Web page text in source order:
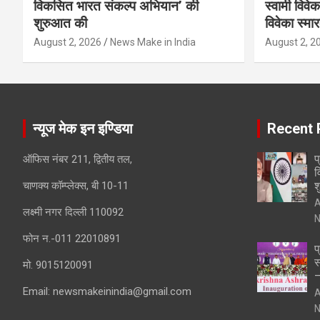
विकसित भारत संकल्प अभियान’ की
शुरुआत की
August 2, 2026 News Make in India
स्वामी
विवेका
August 2,
न्यूज मेक इन इण्डिया
ऑफिस नंबर 211, द्वितीय तल,
चाणक्य कॉम्प्लेक्स, बी 10-11
लक्ष्मी नगर दिल्ली 110092
फोन न.-011 22010891
मो. 9015120091
Email: newsmakeinindia@gmail.com
Recent